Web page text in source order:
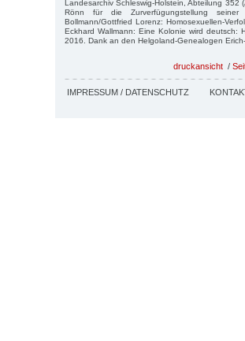
Landesarchiv Schleswig-Holstein, Abteilung
Rönn für die Zurverfügungstellung seiner
Bollmann/Gottfried Lorenz: Homosexuellen-
Eckhard Wallmann: Eine Kolonie wird deutsch:
2016. Dank an den Helgoland-Genealogen
druckansicht /
IMPRESSUM / DATENSCHUTZ